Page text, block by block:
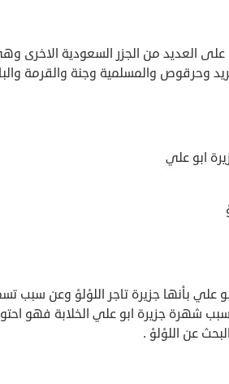
على العديد من الجزر السعودية الاخرى
وحرقوص والمسلمية وجنة والقرمة
ابو علي
علي بأنها جزيرة تاجر اللؤلؤ وعن سبب
شهرة جزيرة ابو علي الخلابة فهو
عن اللؤلؤ .